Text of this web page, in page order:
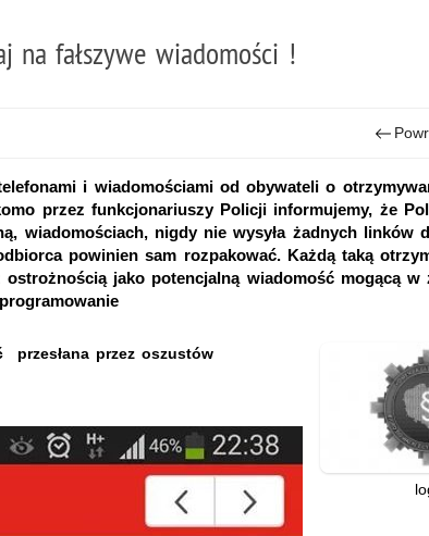
na fałszywe wiadomości !
i wiadomościami od obywateli o
przez funkcjonariuszy Policji informujemy, że
wiadomościach, nigdy nie wysyła żadnych linków
powinien sam rozpakować. Każdą taką
jako potencjalną wiadomość mogącą w
przesłana przez oszustów